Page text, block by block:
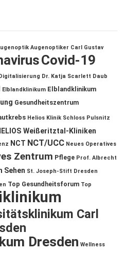
Augenoptiker Carl Gustav
Covid-19
Dr. Katja Scarlett Daub
Elblandklinikum Elblandklinikum
Gesundheitszentrum
Helios Klinik Schloss Pulsnitz
Weißeritztal-Kliniken
NCT NCT/UCC Neues Operatives
Zentrum Pflege Prof. Albrecht
Sehen St. Joseph-Stift Dresden
Top Gesundheitsforum Top
Carl
Dresden Wellness